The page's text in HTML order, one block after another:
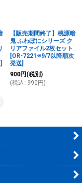
]
【販売期間終了】桃源暗
鬼 ふわぽにシリーズ ク
リアファイル2枚セット
[OR-7221※9/7以降順次
発送]
900円 (税別)
(税込 : 990 円)